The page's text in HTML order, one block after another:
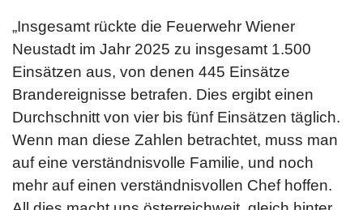
„Insgesamt rückte die Feuerwehr Wiener
Neustadt im Jahr 2025 zu insgesamt 1.500
Einsätzen aus, von denen 445 Einsätze
Brandereignisse betrafen. Dies ergibt einen
Durchschnitt von vier bis fünf Einsätzen täglich.
Wenn man diese Zahlen betrachtet, muss man
auf eine verständnisvolle Familie, und noch
mehr auf einen verständnisvollen Chef hoffen.